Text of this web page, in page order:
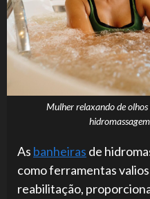
Mulher relaxando de
As banheiras de
como ferramentas
reabilitação,